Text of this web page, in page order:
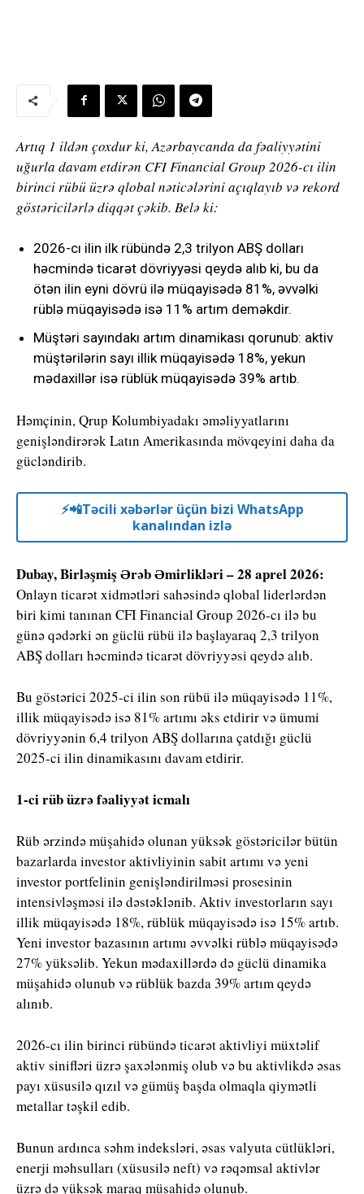
Artıq 1 ildən çoxdur ki, Azərbaycanda da fəaliyyətini
uğurla davam etdirən CFI Financial Group 2026-cı ilin
birinci rübü üzrə qlobal nəticələrini açıqlayıb və rekord
göstəricilərlə diqqət çəkib. Belə ki:
2026-cı ilin ilk rübündə 2,3 trilyon ABŞ dolları
həcmində ticarət dövriyyəsi qeydə alıb ki, bu da
ötən ilin eyni dövrü ilə müqayisədə 81%, əvvəlki
rüblə müqayisədə isə 11% artım deməkdir.
Müştəri sayındakı artım dinamikası qorunub: aktiv
müştərilərin sayı illik müqayisədə 18%, yekun
mədaxillər isə rüblük müqayisədə 39% artıb.
Həmçinin, Qrup Kolumbiyadakı əməliyyatlarını
genişləndirərək Latın Amerikasında mövqeyini daha da
gücləndirib.
⚡️📲Təcili xəbərlər üçün bizi WhatsApp
kanalından izlə
Dubay, Birləşmiş Ərəb Əmirlikləri – 28 aprel 2026:
Onlayn ticarət xidmətləri sahəsində qlobal liderlərdən
biri kimi tanınan CFI Financial Group 2026-cı ilə bu
günə qədərki ən güclü rübü ilə başlayaraq 2,3 trilyon
ABŞ dolları həcmində ticarət dövriyyəsi qeydə alıb.
Bu göstərici 2025-ci ilin son rübü ilə müqayisədə 11%,
illik müqayisədə isə 81% artımı əks etdirir və ümumi
dövriyyənin 6,4 trilyon ABŞ dollarına çatdığı güclü
2025-ci ilin dinamikasını davam etdirir.
1-ci rüb üzrə fəaliyyət icmalı
Rüb ərzində müşahidə olunan yüksək göstəricilər bütün
bazarlarda investor aktivliyinin sabit artımı və yeni
investor portfelinin genişləndirilməsi prosesinin
intensivləşməsi ilə dəstəklənib. Aktiv investorların sayı
illik müqayisədə 18%, rüblük müqayisədə isə 15% artıb.
Yeni investor bazasının artımı əvvəlki rüblə müqayisədə
27% yüksəlib. Yekun mədaxillərdə də güclü dinamika
müşahidə olunub və rüblük bazda 39% artım qeydə
alınıb.
2026-cı ilin birinci rübündə ticarət aktivliyi müxtəlif
aktiv sinifləri üzrə şaxələnmiş olub və bu aktivlikdə əsas
payı xüsusilə qızıl və gümüş başda olmaqla qiymətli
metallar təşkil edib.
Bunun ardınca səhm indeksləri, əsas valyuta cütlükləri,
enerji məhsulları (xüsusilə neft) və rəqəmsal aktivlər
üzrə də yüksək maraq müşahidə olunub.